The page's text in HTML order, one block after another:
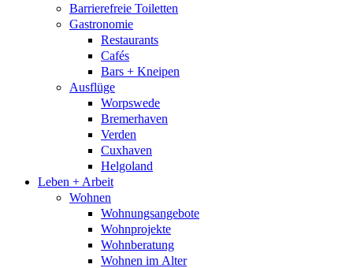
Barrierefreie Toiletten
Gastronomie
Restaurants
Cafés
Bars + Kneipen
Ausflüge
Worpswede
Bremerhaven
Verden
Cuxhaven
Helgoland
Leben + Arbeit
Wohnen
Wohnungsangebote
Wohnprojekte
Wohnberatung
Wohnen im Alter